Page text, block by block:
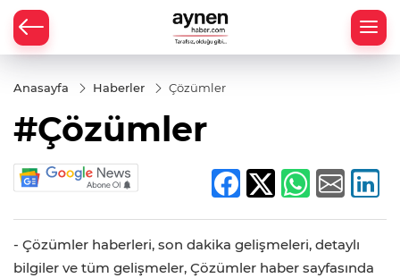
Anasayfa Haberler Çözümler
#Çözümler
- Çözümler haberleri, son dakika gelişmeleri, detaylı
bilgiler ve tüm gelişmeler, Çözümler haber sayfasında